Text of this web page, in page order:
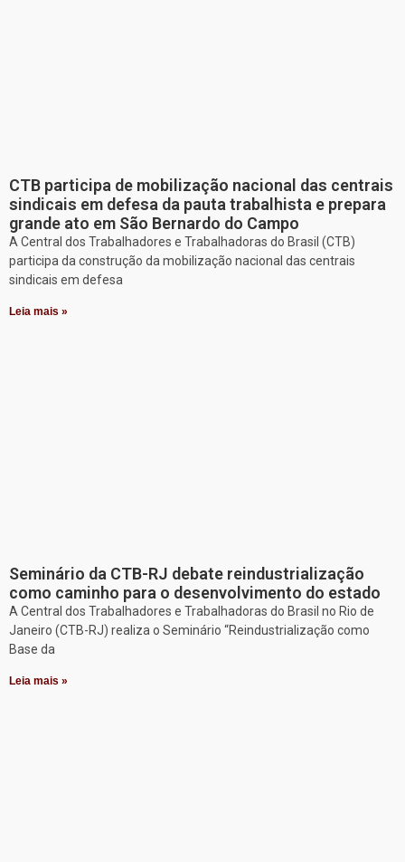
CTB participa de mobilização nacional das centrais
sindicais em defesa da pauta trabalhista e prepara
grande ato em São Bernardo do Campo
A Central dos Trabalhadores e Trabalhadoras do Brasil (CTB)
participa da construção da mobilização nacional das centrais
sindicais em defesa
Leia mais »
Seminário da CTB-RJ debate reindustrialização
como caminho para o desenvolvimento do estado
A Central dos Trabalhadores e Trabalhadoras do Brasil no Rio de
Janeiro (CTB-RJ) realiza o Seminário “Reindustrialização como
Base da
Leia mais »